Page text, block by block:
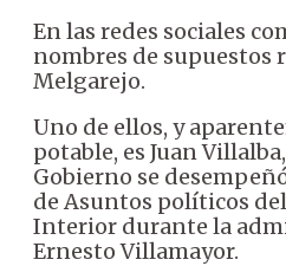
En las redes sociales
nombres de supuestos
Melgarejo.
Uno de ellos, y
potable, es Juan
Gobierno se
de Asuntos políticos
Interior durante la
Ernesto Villamayor.